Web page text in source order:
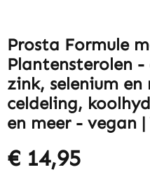
Prosta Formule
Plantensterolen -
zink, selenium
celdeling,
en meer - vegan
€ 14,95